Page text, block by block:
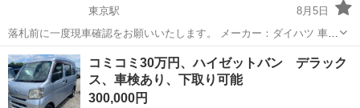
東京駅
8月5日
落札前に一度現車確認をお願いいたします。 メーカー：ダイハツ 車
名：ムーブキヤンバス グレード: セオリー X 排気量：660cc 車体色：
黒 年式：令和7年 車検 : 2年 ミッション：AT 走行距離：6000km ド...
神奈川 横浜市 その他
コミコミ30万円、ハイゼットバン デラック
ス、車検あり、下取り可能
300,000円